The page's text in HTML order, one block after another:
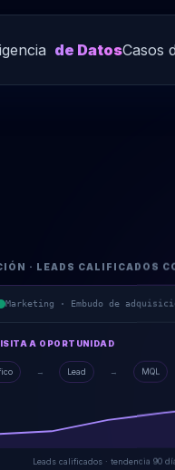
de DatosCasos
· LEADS CALIFICADOS
Marketing · Embudo de
A OPORTUNIDAD
→ Lead → MQL
Leads calificados · tendencia 90